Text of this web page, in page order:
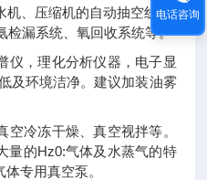
机、压缩机的自动抽空线(全
检漏系统、氧回收系统等。
仪，理化分析仪器，电子显
及环境洁净。建议加装油雾
冷冻干燥、真空视拌等。
量的Hz0:气体及水蒸气的特
专用真空泵。
电话咨询